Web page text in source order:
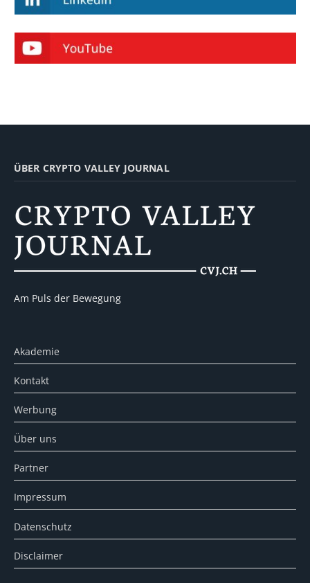
ÜBER CRYPTO VALLEY JOURNAL
Am Puls der Bewegung
Akademie
Kontakt
Werbung
Über uns
Partner
Impressum
Datenschutz
Disclaimer